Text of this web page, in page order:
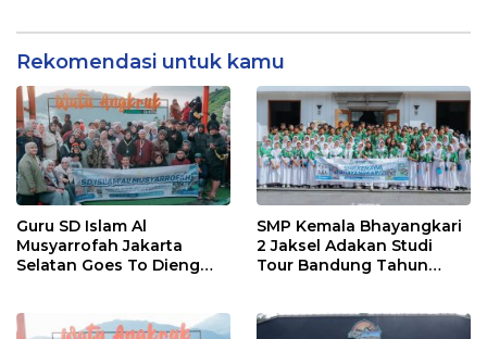
Depok
Rekomendasi untuk kamu
Guru SD Islam Al
Musyarrofah Jakarta
Selatan Goes To Dieng
SMP Kemala Bhayangkari
2 Jaksel Adakan Studi
Tour Bandung Tahun